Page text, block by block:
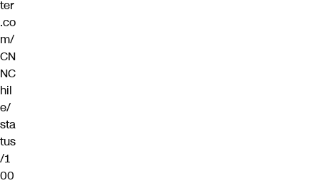
ter
.co
m/
CN
NC
hil
e/
sta
tus
/1
00